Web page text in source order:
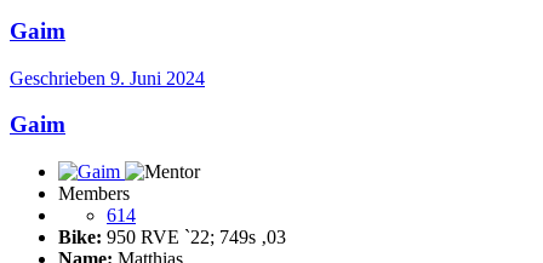
Gaim
Geschrieben 9. Juni 2024
Gaim
Members
614
Bike: 950 RVE ˋ22; 749s ‚03